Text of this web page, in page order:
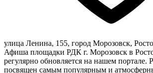
улица Ленина, 155, город Морозовск,
Афиша площадки РДК г. Морозовск в
регулярно обновляется на нашем портале.
посвящен самым популярным и